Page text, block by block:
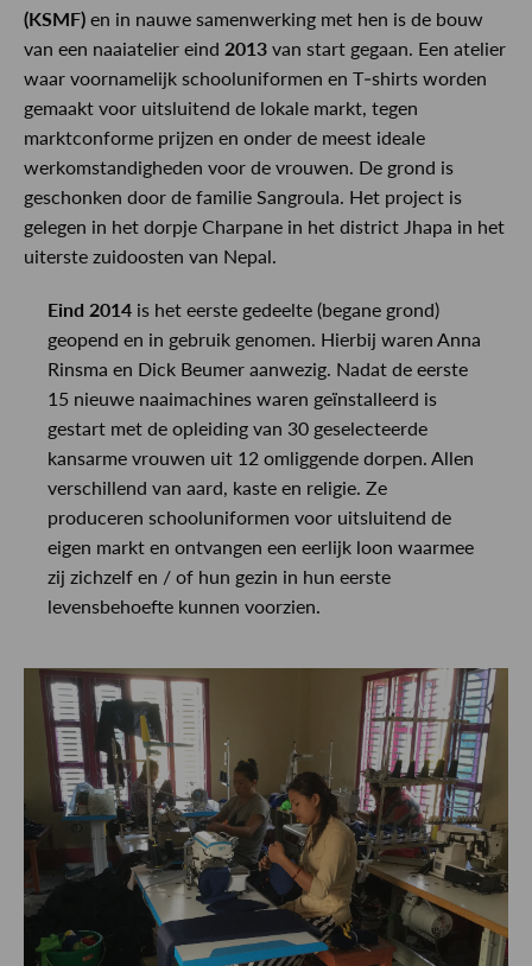
(KSMF) en in nauwe samenwerking met hen is de bouw
van een naaiatelier eind 2013 van start gegaan. Een atelier
waar voornamelijk schooluniformen en T-shirts worden
gemaakt voor uitsluitend de lokale markt, tegen
marktconforme prijzen en onder de meest ideale
werkomstandigheden voor de vrouwen. De grond is
geschonken door de familie Sangroula. Het project is
gelegen in het dorpje Charpane in het district Jhapa in het
uiterste zuidoosten van Nepal.
Eind 2014 is het eerste gedeelte (begane grond)
geopend en in gebruik genomen. Hierbij waren Anna
Rinsma en Dick Beumer aanwezig. Nadat de eerste
15 nieuwe naaimachines waren geïnstalleerd is
gestart met de opleiding van 30 geselecteerde
kansarme vrouwen uit 12 omliggende dorpen. Allen
verschillend van aard, kaste en religie. Ze
produceren schooluniformen voor uitsluitend de
eigen markt en ontvangen een eerlijk loon waarmee
zij zichzelf en / of hun gezin in hun eerste
levensbehoefte kunnen voorzien.